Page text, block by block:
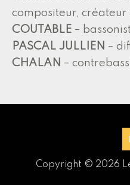
compositeur, créateur
COUTABLE –
PASCAL JULLIEN –
CHALAN –
Copyright © 2026